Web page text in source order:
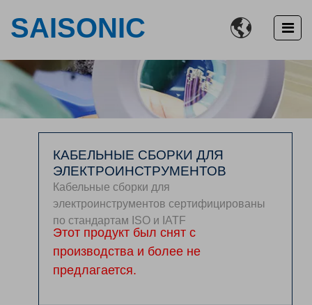
SAISONIC 
КАБЕЛЬНЫЕ СБОРКИ ДЛЯ
ЭЛЕКТРОИНСТРУМЕНТОВ
Кабельные сборки для
электроинструментов сертифицированы
по стандартам ISO и IATF
Этот продукт был снят с
производства и более не
предлагается.